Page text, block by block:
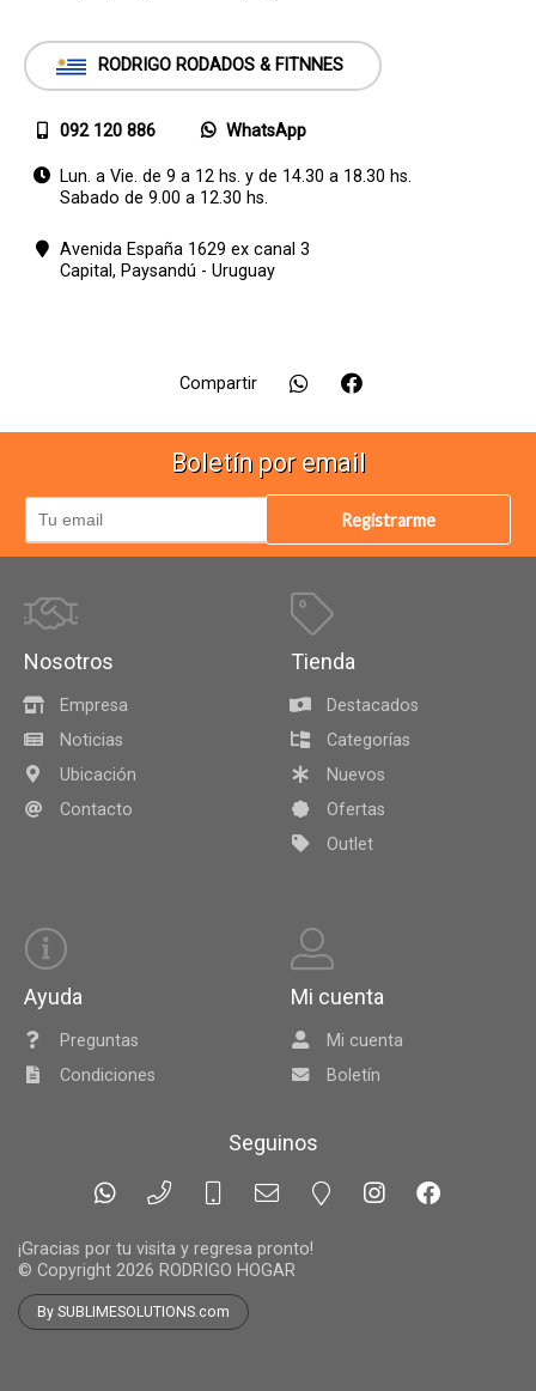
RODRIGO RODADOS & FITNNES
092 120 886 WhatsApp
Lun. a Vie. de 9 a 12 hs. y de 14.30 a 18.30 hs.
Sabado de 9.00 a 12.30 hs.
Avenida España 1629 ex canal 3
Capital, Paysandú - Uruguay
Compartir
Boletín por email
Registrarme
Nosotros
Empresa
Noticias
Ubicación
Contacto
Tienda
Destacados
Categorías
Nuevos
Ofertas
Outlet
Ayuda
Preguntas
Condiciones
Mi cuenta
Mi cuenta
Boletín
Seguinos
¡Gracias por tu visita y regresa pronto!
© Copyright 2026 RODRIGO HOGAR
By SUBLIMESOLUTIONS.com